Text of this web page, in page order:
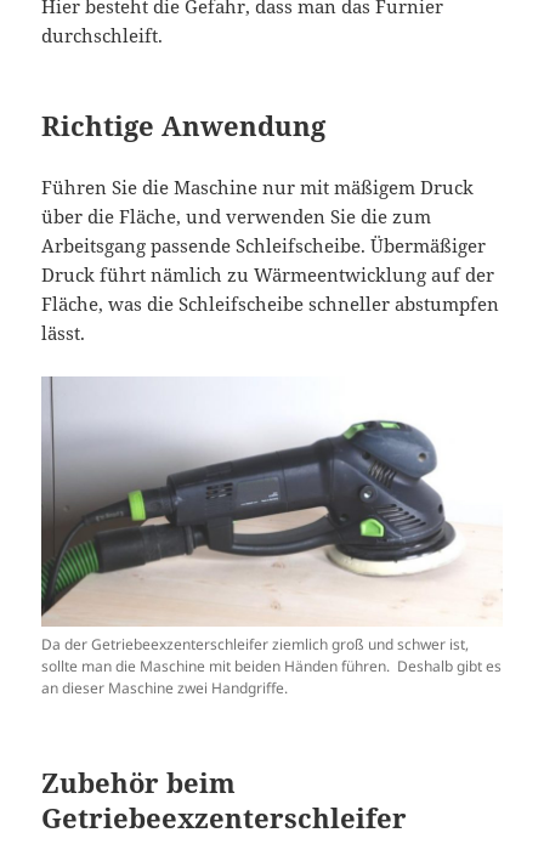
Hier besteht die Gefahr, dass man das Furnier
durchschleift.
Richtige Anwendung
Führen Sie die Maschine nur mit mäßigem Druck
über die Fläche, und verwenden Sie die zum
Arbeitsgang passende Schleifscheibe. Übermäßiger
Druck führt nämlich zu Wärmeentwicklung auf der
Fläche, was die Schleifscheibe schneller abstumpfen
lässt.
Da der Getriebeexzenterschleifer ziemlich groß und schwer ist,
sollte man die Maschine mit beiden Händen führen. Deshalb gibt es
an dieser Maschine zwei Handgriffe.
Zubehör beim
Getriebeexzenterschleifer